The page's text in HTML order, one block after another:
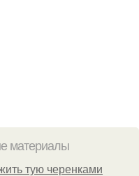
материалы
тую черенками